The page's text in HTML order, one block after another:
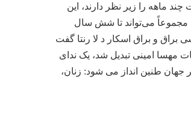
ماهه را زیر نظر دارند، این
مجموعاً می‌تواند تا شش سال
براق و براق اسکار د لا رنتا گفت
مهسا امینی تبدیل شد، یک ندای
جهان طنین انداز می شود: زنان،